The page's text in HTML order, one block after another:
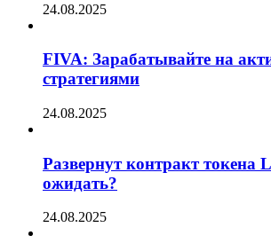
24.08.2025
FIVA: Зарабатывайте на
стратегиями
24.08.2025
Развернут контракт токена
ожидать?
24.08.2025